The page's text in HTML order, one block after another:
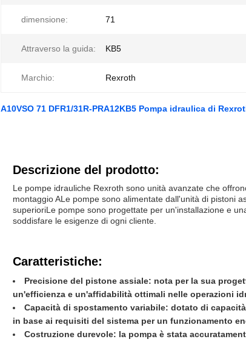
dimensione: 71
Attraverso la guida: KB5
Marchio: Rexroth
A10VSO 71 DFR1/31R-PRA12KB5 Pompa idraulica di
Descrizione del prodotto:
Le pompe idrauliche Rexroth sono unità avanzate che
montaggio ALe pompe sono alimentate dall'unità di pistoni
superioriLe pompe sono progettate per un'installazione e
soddisfare le esigenze di ogni cliente.
Caratteristiche:
Precisione del pistone assiale: nota per la sua
un'efficienza e un'affidabilità ottimali nelle operazioni
Capacità di spostamento variabile: dotato di
in base ai requisiti del sistema per un funzionamento
Costruzione durevole: la pompa è stata